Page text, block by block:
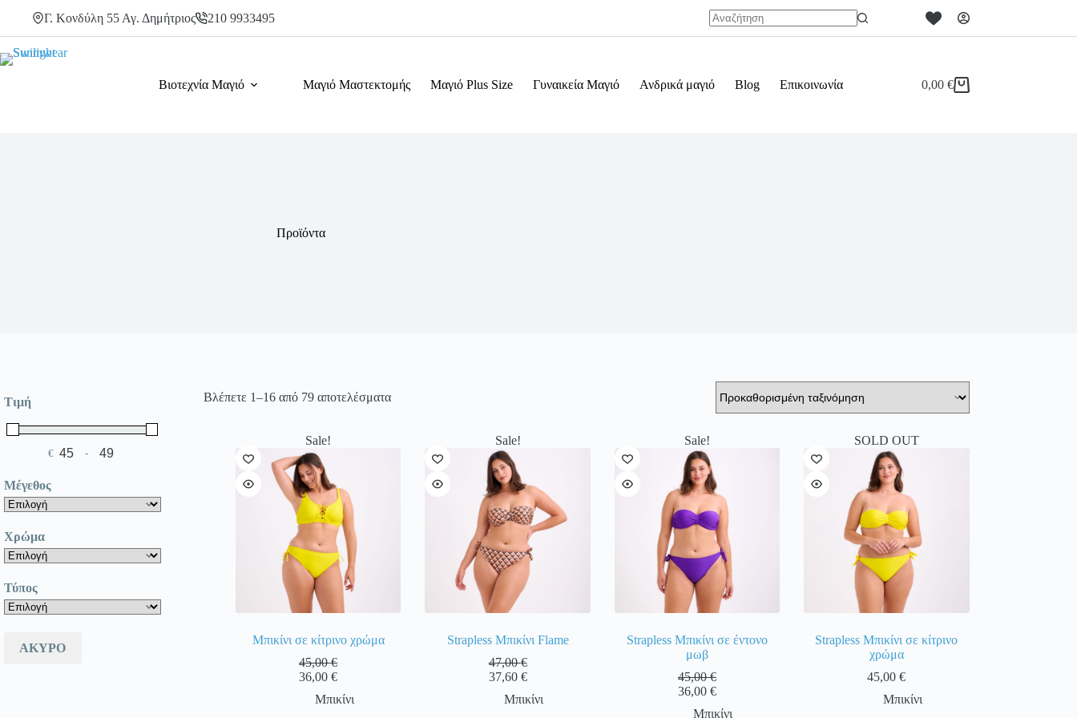
περιεχόμενο
Γ. Κονδύλη 55 Αγ. Δημήτριος
210 9933495
Βιοτεχνία Μαγιό Μαγιό Μαστεκτομής Μαγιό Plus Size Γυναικεία Μαγιό Ανδρικά μαγιό Blog Επικοινωνία
Καλάθι
0,00 €
Προϊόντα
Βλέπετε 1–16 από 79 αποτελέσματα
Sale!
Mπικίνι σε κίτρινο χρώμα
45,00€
36,00€
Μπικίνι
Sale!
Strapless Mπικίνι Flame
47,00€
37,60 €
Μπικίνι
Sale!
Strapless Mπικίνι σε έντονo
μωβ
45,00€
36,00 €
Μπικίνι
SOLD OUT
Strapless Mπικίνι σε κίτρινο
χρώμα
45,00€
Μπικίνι
Τιμή
€ Minimum Price
-Maximum Price
Μέγεθος
Χρώμα
Τύπος
ΆΚΥΡΟ